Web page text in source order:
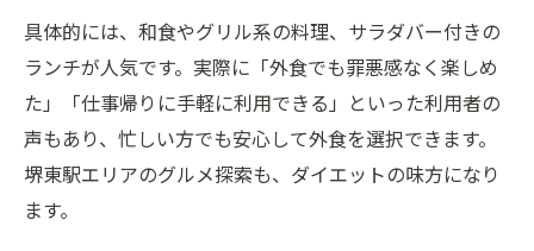
具体的には、和食やグリル系の料理、サラダバー付きの
ランチが人気です。実際に「外食でも罪悪感なく楽しめ
た」「仕事帰りに手軽に利用できる」といった利用者の
声もあり、忙しい方でも安心して外食を選択できます。
堺東駅エリアのグルメ探索も、ダイエットの味方になり
ます。